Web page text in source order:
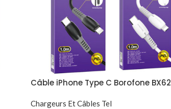
Câble iPhone Type C Borofone BX62
Chargeurs Et Câbles Tel